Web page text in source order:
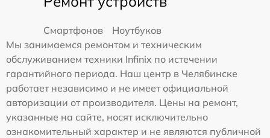
Смартфонов
Ноутбуков
Мы занимаемся ремонтом и техническим
обслуживанием техники Infinix по истечении
гарантийного периода. Наш центр в Челябинске
работает независимо и не имеет официальной
авторизации от производителя. Цены на ремонт,
указанные на сайте, носят исключительно
ознакомительный характер и не являются публичной